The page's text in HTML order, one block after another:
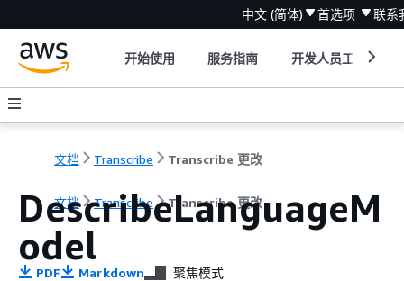
中文 (简体) 首选项 联系
开始使用 服务指南 开发人员工具
文档 Transcribe Transcribe 更改
文档 Transcribe Transcribe 更改
DescribeLanguageM
odel
PDF Markdown 聚焦模式